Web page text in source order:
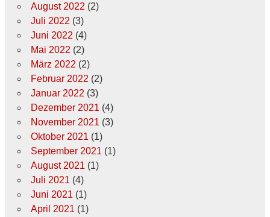
August 2022 (2)
Juli 2022 (3)
Juni 2022 (4)
Mai 2022 (2)
März 2022 (2)
Februar 2022 (2)
Januar 2022 (3)
Dezember 2021 (4)
November 2021 (3)
Oktober 2021 (1)
September 2021 (1)
August 2021 (1)
Juli 2021 (4)
Juni 2021 (1)
April 2021 (1)